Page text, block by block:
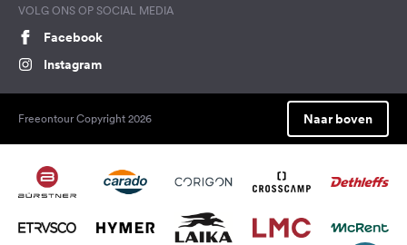
VOLG ONS OP SOCIAL MEDIA
Facebook
Instagram
Freeontour Copyright 2026 Naar boven